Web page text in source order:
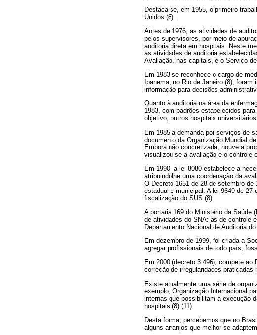
Destaca-se, em 1955, o primeiro
Unidos (8).
Antes de 1976, as atividades de
pelos supervisores, por meio de
auditoria direta em hospitais. Neste
as atividades de auditoria
Avaliação, nas capitais, e o Serviço
Em 1983 se reconhece o cargo de
Ipanema, no Rio de Janeiro (8),
informação para decisões
Quanto à auditoria na área da
1983, com padrões estabelecidos
objetivo, outros hospitais
Em 1985 a demanda por serviços de
documento da Organização Mundial
Embora não concretizada, houve a
visualizou-se a avaliação e o controle
Em 1990, a lei 8080 estabelece a
atribuindolhe uma coordenação da
O Decreto 1651 de 28 de setembro
estadual e municipal. A lei 9649 de 27
fiscalização do SUS (8).
A portaria 169 do Ministério da Saúde
de atividades do SNA: as de controle
Departamento Nacional de Auditoria
Em dezembro de 1999, foi criada a
agregar profissionais de todo país,
Em 2000 (decreto 3.496), compete ao
correção de irregularidades
Existe atualmente uma série de
exemplo, Organização Internacional
internas que possibilitam a execução
hospitais (8) (11).
Desta forma, percebemos que no
alguns arranjos que melhor se